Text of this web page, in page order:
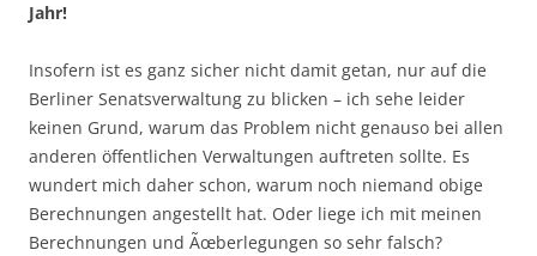
Jahr!
Insofern ist es ganz sicher nicht damit getan, nur auf die
Berliner Senatsverwaltung zu blicken – ich sehe leider
keinen Grund, warum das Problem nicht genauso bei allen
anderen öffentlichen Verwaltungen auftreten sollte. Es
wundert mich daher schon, warum noch niemand obige
Berechnungen angestellt hat. Oder liege ich mit meinen
Berechnungen und Ãœberlegungen so sehr falsch?